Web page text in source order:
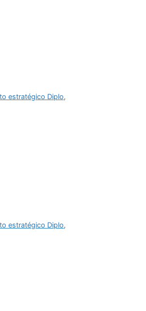
estratégico Diplo,
estratégico Diplo,